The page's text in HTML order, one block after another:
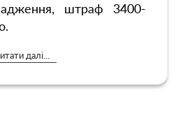
штраф 3400-
далі...